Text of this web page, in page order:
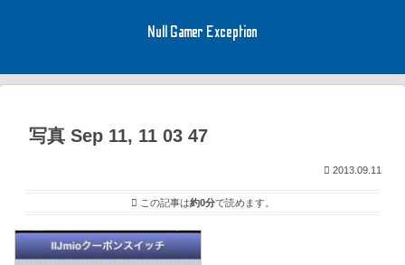
Null Gamer Exception
写真 Sep 11, 11 03 47
2013.09.11
この記事は約0分で読めます。